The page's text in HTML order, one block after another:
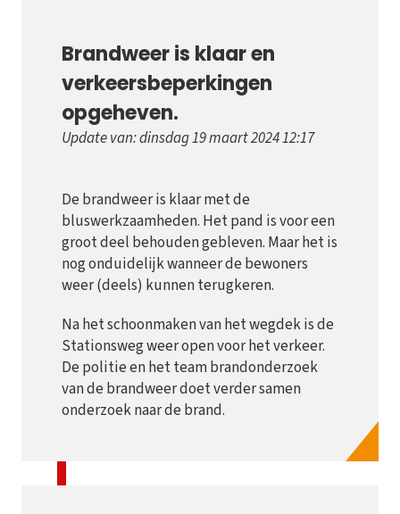
Brandweer is klaar en
verkeersbeperkingen
opgeheven.
Update van: dinsdag 19 maart 2024 12:17
De brandweer is klaar met de
bluswerkzaamheden. Het pand is voor een
groot deel behouden gebleven. Maar het is
nog onduidelijk wanneer de bewoners
weer (deels) kunnen terugkeren.
Na het schoonmaken van het wegdek is de
Stationsweg weer open voor het verkeer.
De politie en het team brandonderzoek
van de brandweer doet verder samen
onderzoek naar de brand.